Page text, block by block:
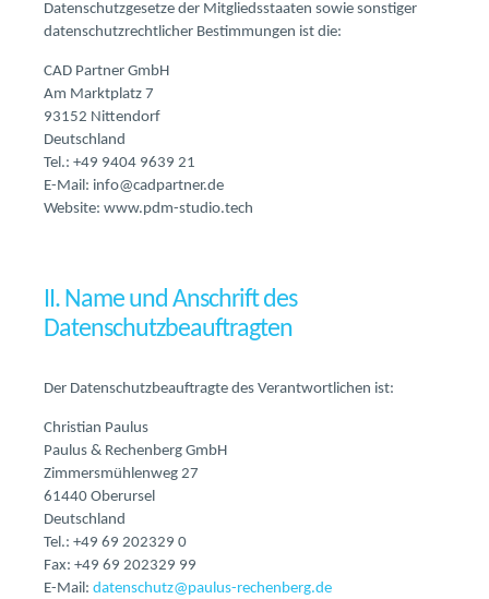
Datenschutzgesetze der Mitgliedsstaaten sowie sonstiger
datenschutzrechtlicher Bestimmungen ist die:
CAD Partner GmbH
Am Marktplatz 7
93152 Nittendorf
Deutschland
Tel.: +49 9404 9639 21
E-Mail: info@cadpartner.de
Website: www.pdm-studio.tech
II. Name und Anschrift des
Datenschutzbeauftragten
Der Datenschutzbeauftragte des Verantwortlichen ist:
Christian Paulus
Paulus & Rechenberg GmbH
Zimmersmühlenweg 27
61440 Oberursel
Deutschland
Tel.: +49 69 202329 0
Fax: +49 69 202329 99
E-Mail: datenschutz@paulus-rechenberg.de